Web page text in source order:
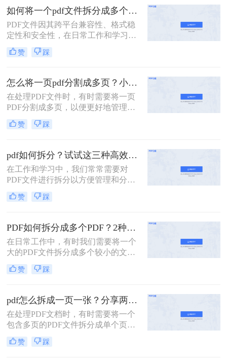
拆分成多个小文件，以便更好地管理
和使用。那么一个PDF怎么拆分呢？
本文将介绍三种拆分PDF文件的方
法，帮助读者轻松实现PDF的拆分操
作。
如何将一个pdf文件拆分成多个？教你2招拆分pdf！
PDF文件因其跨平台兼容性、格式稳
定性和安全性，在日常工作和学习中
扮演着重要角色。然而，有时我们需
要将一个PDF文件拆分成多个文件，
两种常用的PDF拆分方法，帮助您轻
松实现PDF文件的拆分。
赞 踩
怎么将一页pdf分割成多页？小编给你分享这三种方法！
在处理PDF文件时，有时需要将一页
PDF分割成多页，以便更好地管理和
使用。那么怎么将一页pdf分割成多页
呢？本文将介绍三种实用的方法，帮
赞 踩
pdf如何拆分？试试这三种高效靠谱拆分方法!
在工作和学习中，我们常常需要对
PDF文件进行拆分以方便管理和分
享。无论是为了减少文件大小以便于
传输，还是为了提取特定页面用于报
技巧都是非常有帮助的。那么pdf如何
拆分呢？本文将介绍三种简单且实用
的方法来拆分PDF文件。
赞 踩
PDF如何拆分成多个PDF？2种高效方法详解分享
在日常工作中，有时我们需要将一个
大的PDF文件拆分成多个较小的文
件，以便更好地管理和使用。无论是
为了便于共享、减少文件大小还是针
技巧都是非常有用的。那么PDF如何
拆分成多个PDF呢？本文将介绍两种
简单且高效的PDF拆分方法。
赞 踩
pdf怎么拆成一页一张？分享两种常用的拆分方法！
在处理PDF文档时，有时需要将一个
包含多页的PDF文件拆分成单个页面
的PDF文件。那么pdf怎么拆成一页一
张呢？本文将介绍两种常用的拆分
赞 踩